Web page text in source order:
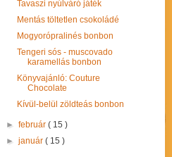
Tavaszi nyúlváró játék
Mentás töltetlen csokoládé
Mogyorópralinés bonbon
Tengeri sós - muscovado
karamellás bonbon
Könyvajánló: Couture
Chocolate
Kívül-belül zöldteás bonbon
►február( 15 )
►január( 15 )